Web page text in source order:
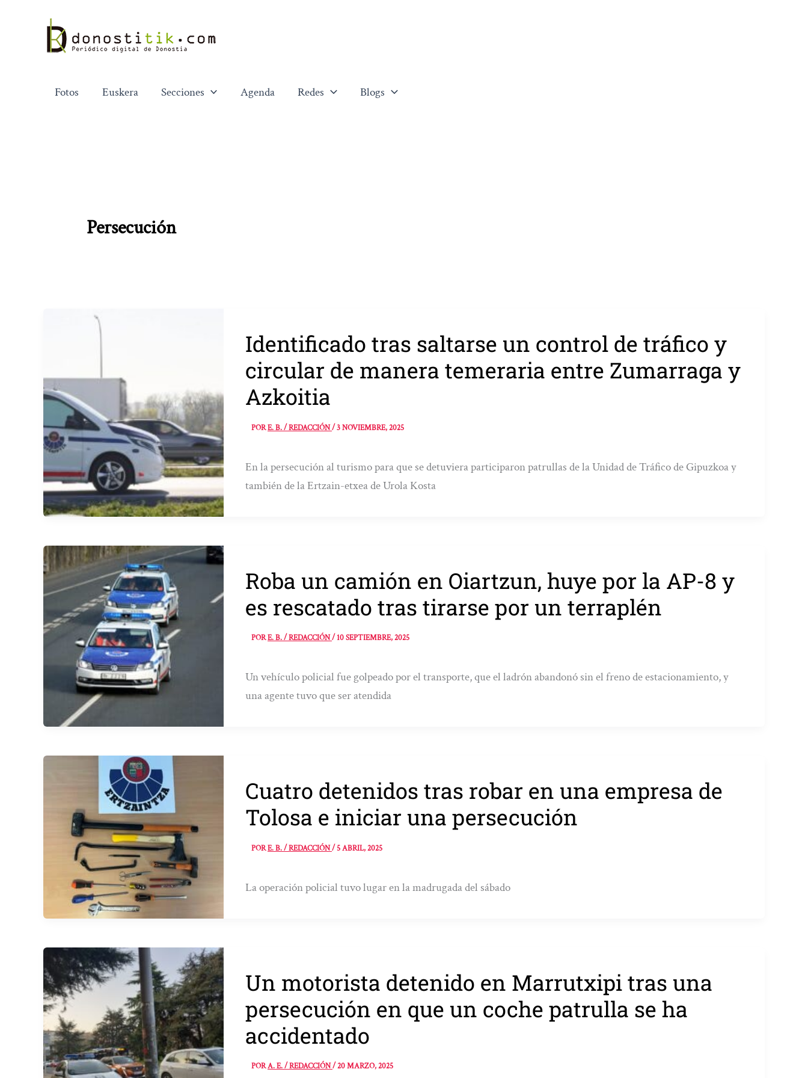
contenido
Fotos Euskera Secciones Agenda Redes Blogs
Persecución
Identificado tras saltarse un control de tráfico y
circular de manera temeraria entre Zumarraga y
Azkoitia
PORE. B. / REDACCIÓN/3 NOVIEMBRE, 2025
En la persecución al turismo para que se detuviera participaron patrullas de la Unidad de Tráfico de Gipuzkoa y
también de la Ertzain-etxea de Urola Kosta
Roba un camión en Oiartzun, huye por la AP-8 y
es rescatado tras tirarse por un terraplén
PORE. B. / REDACCIÓN/10 SEPTIEMBRE, 2025
Un vehículo policial fue golpeado por el transporte, que el ladrón abandonó sin el freno de estacionamiento, y
una agente tuvo que ser atendida
Cuatro detenidos tras robar en una empresa de
Tolosa e iniciar una persecución
PORE. B. / REDACCIÓN/5 ABRIL, 2025
La operación policial tuvo lugar en la madrugada del sábado
Un motorista detenido en Marrutxipi tras una
persecución en que un coche patrulla se ha
accidentado
PORA. E. / REDACCIÓN/20 MARZO, 2025